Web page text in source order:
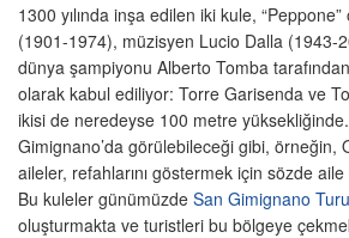
1300 yılında inşa edilen iki kule,
(1901-1974), müzisyen Lucio Dalla (1943-
dünya şampiyonu Alberto Tomba
olarak kabul ediliyor: Torre Garisenda ve
ikisi de neredeyse 100 metre
Gimignano’da görülebileceği gibi, örneğin,
aileler, refahlarını göstermek için sözde
Bu kuleler günümüzde San Gimignano Turu
oluşturmakta ve turistleri bu bölgeye